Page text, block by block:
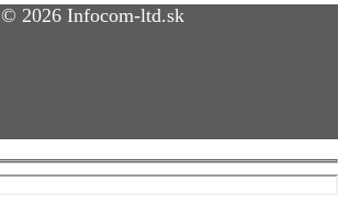
© 2026 Infocom-ltd.sk